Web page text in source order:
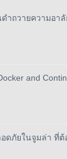
ำถวายความอาลั
and
ดภัยในจูมล่า ที่ต้